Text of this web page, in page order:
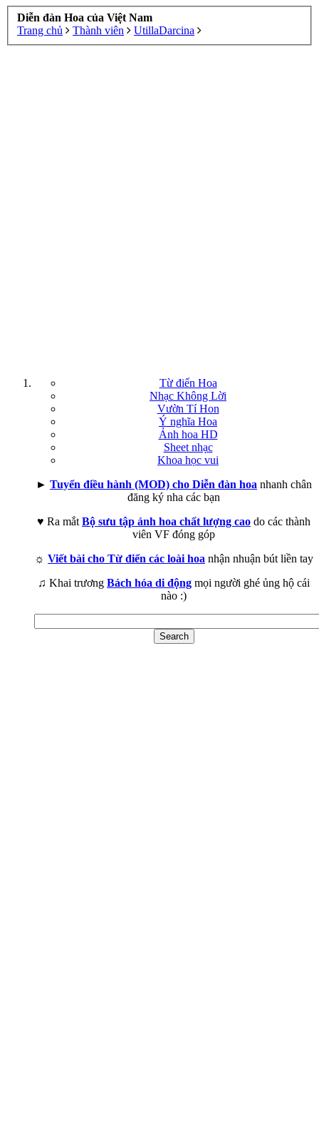
Diễn đàn Hoa của Việt Nam
Trang chủ
Thành viên UtillaDarcina
Từ điển Hoa
Nhạc Không Lời
Vườn Tí Hon
Ý nghĩa Hoa
Ảnh hoa HD
Sheet nhạc
Khoa học vui
► Tuyển điều hành (MOD) cho Diễn đàn hoa nhanh chân
đăng ký nha các bạn
♥ Ra mắt Bộ sưu tập ảnh hoa chất lượng cao do các thành
viên VF đóng góp
☼ Viết bài cho Từ điển các loài hoa nhận nhuận bút liền tay
♫ Khai trương Bách hóa di động mọi người ghé ủng hộ cái
nào :)